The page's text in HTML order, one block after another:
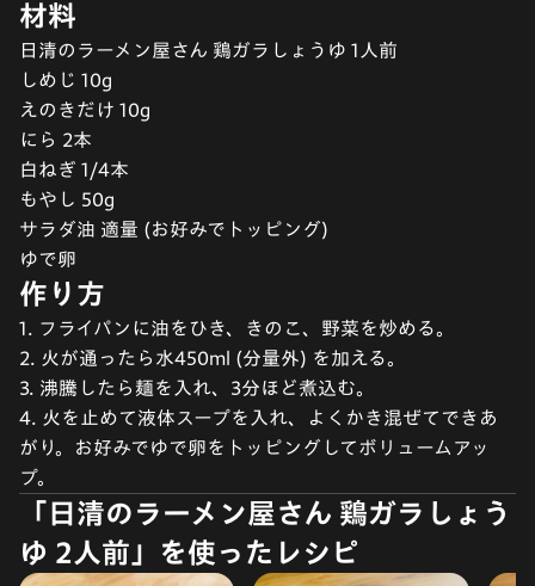
材料
日清のラーメン屋さん 鶏ガラしょうゆ 1人前
しめじ 10g
えのきだけ 10g
にら 2本
白ねぎ 1/4本
もやし 50g
サラダ油 適量 (お好みでトッピング)
ゆで卵
作り方
1. フライパンに油をひき、きのこ、野菜を炒める。
2. 火が通ったら水450ml (分量外) を加える。
3. 沸騰したら麺を入れ、3分ほど煮込む。
4. 火を止めて液体スープを入れ、よくかき混ぜてできあ
がり。お好みでゆで卵をトッピングしてボリュームアッ
プ。
「日清のラーメン屋さん 鶏ガラしょう
ゆ 2人前」を使ったレシピ